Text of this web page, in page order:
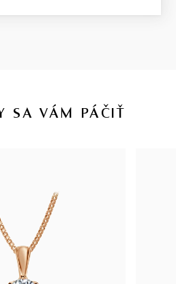
SA VÁM PÁČIŤ